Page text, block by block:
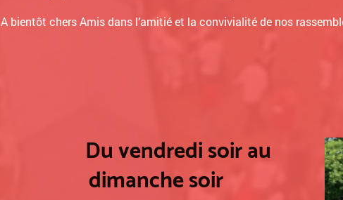
A bientôt chers Amis dans l’amitié et la convivialité de nos
Du vendredi soir au
dimanche soir